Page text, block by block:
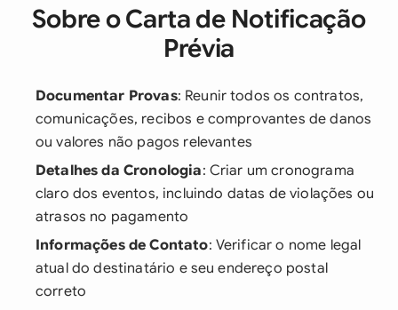
Sobre o Carta de Notificação
Prévia
Documentar Provas: Reunir todos os contratos,
comunicações, recibos e comprovantes de danos
ou valores não pagos relevantes
Detalhes da Cronologia: Criar um cronograma
claro dos eventos, incluindo datas de violações ou
atrasos no pagamento
Informações de Contato: Verificar o nome legal
atual do destinatário e seu endereço postal
correto